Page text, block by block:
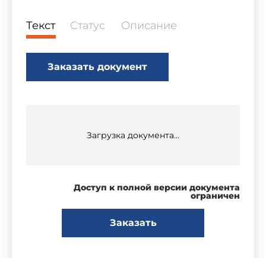
Текст Статус Описание
Заказать документ
Загрузка документа...
Доступ к полной версии документа
ограничен
Заказать